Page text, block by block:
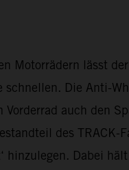
Motorrädern lässt
schnellen. Die Anti-
auch den
des TRACK-
hinzulegen. Dabei